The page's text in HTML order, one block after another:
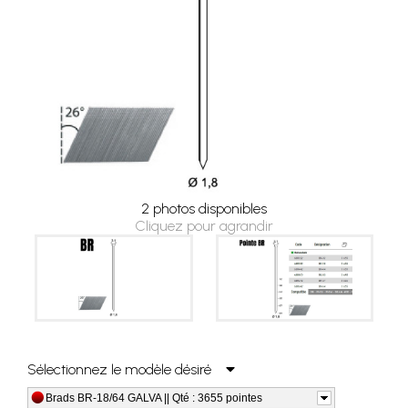
2 photos disponibles
Cliquez pour agrandir
Sélectionnez le modèle désiré
Brads BR-18/64 GALVA || Qté : 3655 pointes